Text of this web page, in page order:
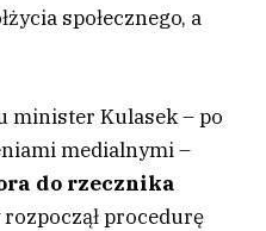
społecznego, a
minister Kulasek – po
medialnymi –
do rzecznika
procedurę